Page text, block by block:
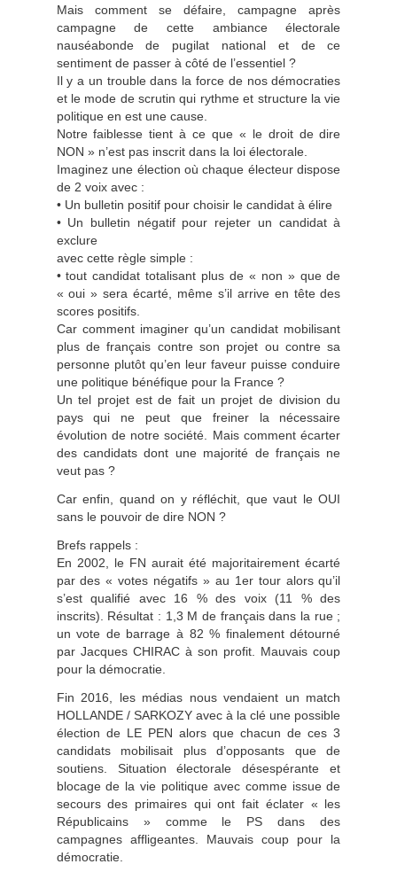
Mais comment se défaire, campagne après
campagne de cette ambiance électorale
nauséabonde de pugilat national et de ce
sentiment de passer à côté de l’essentiel ?
Il y a un trouble dans la force de nos démocraties
et le mode de scrutin qui rythme et structure la vie
politique en est une cause.
Notre faiblesse tient à ce que « le droit de dire
NON » n’est pas inscrit dans la loi électorale.
Imaginez une élection où chaque électeur dispose
de 2 voix avec :
• Un bulletin positif pour choisir le candidat à élire
• Un bulletin négatif pour rejeter un candidat à
exclure
avec cette règle simple :
• tout candidat totalisant plus de « non » que de
« oui » sera écarté, même s’il arrive en tête des
scores positifs.
Car comment imaginer qu’un candidat mobilisant
plus de français contre son projet ou contre sa
personne plutôt qu’en leur faveur puisse conduire
une politique bénéfique pour la France ?
Un tel projet est de fait un projet de division du
pays qui ne peut que freiner la nécessaire
évolution de notre société. Mais comment écarter
des candidats dont une majorité de français ne
veut pas ?
Car enfin, quand on y réfléchit, que vaut le OUI
sans le pouvoir de dire NON ?
Brefs rappels :
En 2002, le FN aurait été majoritairement écarté
par des « votes négatifs » au 1er tour alors qu’il
s’est qualifié avec 16 % des voix (11 % des
inscrits). Résultat : 1,3 M de français dans la rue ;
un vote de barrage à 82 % finalement détourné
par Jacques CHIRAC à son profit. Mauvais coup
pour la démocratie.
Fin 2016, les médias nous vendaient un match
HOLLANDE / SARKOZY avec à la clé une possible
élection de LE PEN alors que chacun de ces 3
candidats mobilisait plus d’opposants que de
soutiens. Situation électorale désespérante et
blocage de la vie politique avec comme issue de
secours des primaires qui ont fait éclater « les
Républicains » comme le PS dans des
campagnes affligeantes. Mauvais coup pour la
démocratie.